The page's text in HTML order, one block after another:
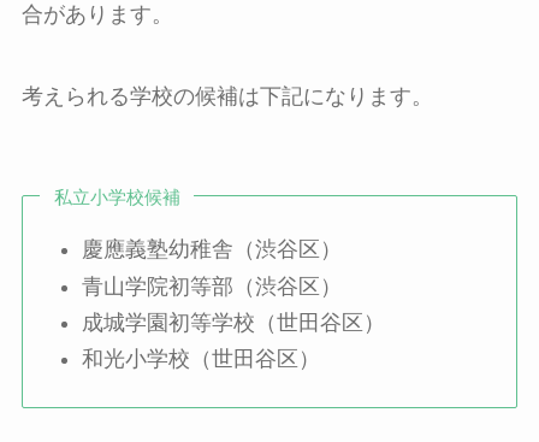
合があります。
考えられる学校の候補は下記になります。
私立小学校候補
慶應義塾幼稚舎（渋谷区）
青山学院初等部（渋谷区）
成城学園初等学校（世田谷区）
和光小学校（世田谷区）